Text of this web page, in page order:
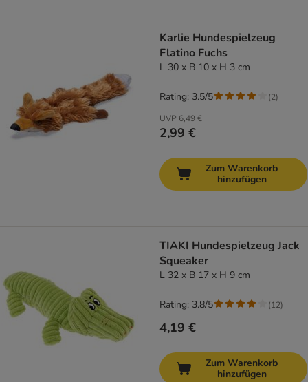
Karlie Hundespielzeug
Flatino Fuchs
L 30 x B 10 x H 3 cm
UVP 6,49 €
2,99 €
Rating: 3.5/5 (2)
Zum Warenkorb
hinzufügen
TIAKI Hundespielzeug Jack
Squeaker
L 32 x B 17 x H 9 cm
4,19 €
Rating: 3.8/5 (12)
Zum Warenkorb
hinzufügen